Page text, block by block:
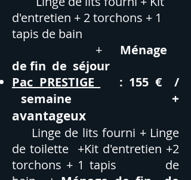
d'entretien + 2 torchons + 1
tapis de bain
+ Ménage
de fin de séjour
Pac PRESTIGE
: 155 € /
semaine
+
avantageux
Linge de lits fourni + Linge
de toilette +Kit d'entretien +2
torchons + 1 tapis de